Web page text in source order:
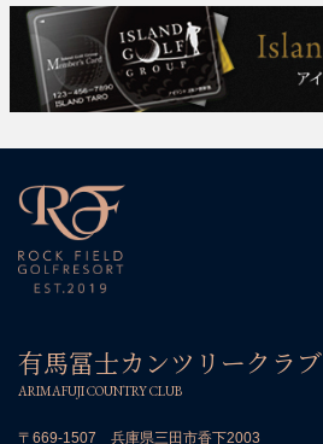
有馬冨士カンツリークラブ
ARIMAFUJI COUNTRY CLUB
〒669-1507 兵庫県三田市香下2003